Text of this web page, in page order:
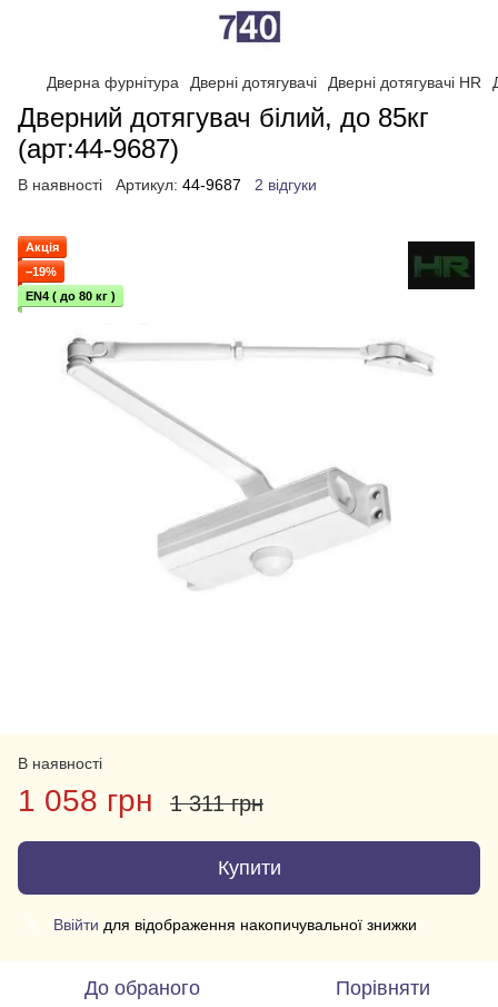
Дверна фурнітура Дверні дотягувачі Дверні дотягувачі HR
Дверний дотягувач білий, до 85кг
(арт:44-9687)
В наявності Артикул: 44-9687 2 відгуки
Акція
−19%
EN4 ( до 80 кг )
В наявності
1 058 грн 1 311 грн
Купити
Ввійти для відображення накопичувальної знижки
До обраного Порівняти